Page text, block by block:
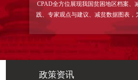
CPAD全方位展现我国贫困地区档案
践、专家观点与建议、减贫数据图表
政策资讯